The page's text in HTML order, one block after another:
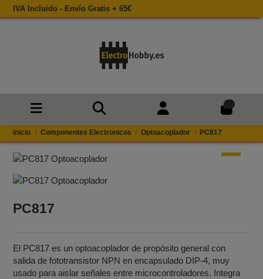
IVA Incluido - Envío Gratis + 65€
Inicio Componentes Electronicos Optoacoplador PC817
PC817
El PC817 es un optoacoplador de propósito general con
salida de fototransistor NPN en encapsulado DIP‑4, muy
usado para aislar señales entre microcontroladores. Integra